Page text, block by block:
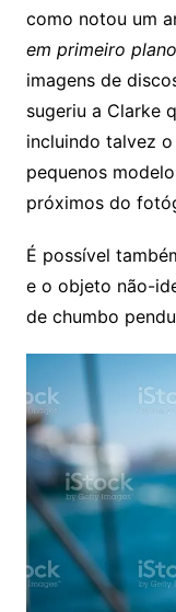
como notou um
em primeiro
imagens de
sugeriu a Clarke
incluindo talvez
pequenos
próximos do
É possível
e o objeto não-
de chumbo